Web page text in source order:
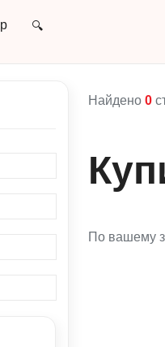
Найдено 0
По вашему